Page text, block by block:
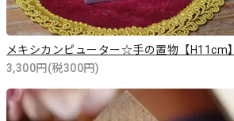
メキシカンピューター☆手の置物【H11cm】
3,300円(税300円)